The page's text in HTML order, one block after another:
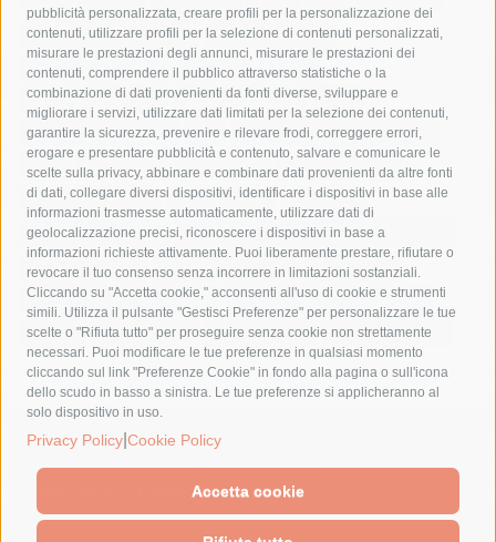
pubblicità personalizzata, creare profili per la personalizzazione dei
contenuti, utilizzare profili per la selezione di contenuti personalizzati,
misurare le prestazioni degli annunci, misurare le prestazioni dei
contenuti, comprendere il pubblico attraverso statistiche o la
combinazione di dati provenienti da fonti diverse, sviluppare e
migliorare i servizi, utilizzare dati limitati per la selezione dei contenuti,
garantire la sicurezza, prevenire e rilevare frodi, correggere errori,
erogare e presentare pubblicità e contenuto, salvare e comunicare le
scelte sulla privacy, abbinare e combinare dati provenienti da altre fonti
di dati, collegare diversi dispositivi, identificare i dispositivi in base alle
informazioni trasmesse automaticamente, utilizzare dati di
geolocalizzazione precisi, riconoscere i dispositivi in base a
informazioni richieste attivamente. Puoi liberamente prestare, rifiutare o
revocare il tuo consenso senza incorrere in limitazioni sostanziali.
Cliccando su "Accetta cookie," acconsenti all'uso di cookie e strumenti
simili. Utilizza il pulsante "Gestisci Preferenze" per personalizzare le tue
scelte o "Rifiuta tutto" per proseguire senza cookie non strettamente
necessari. Puoi modificare le tue preferenze in qualsiasi momento
cliccando sul link "Preferenze Cookie" in fondo alla pagina o sull'icona
dello scudo in basso a sinistra. Le tue preferenze si applicheranno al
solo dispositivo in uso.
Privacy Policy Cookie Policy
Accetta cookie
castellammare di stabia
circumvesuviana
comune di sorrento
concerto
contagi
costiera amalfitana
covid-19 eav
elezioni
fondazione sorrento
gori guardia costiera
incidente
lavori
lorenzo balducelli mare
massa lubrense
massimo coppola
Meta napoli
ordinanza
penisola sorrentina
piano di sorrento
polizia municipale
protezione civile
Regione Campania
sant'agnello
sindaco cuomo
sorrento studenti temporali
treni
turismo
Vico Equense villa fiorentino vincenzo de luca
© 2015 SorrentoPress. All rights reserved.
Il giornale online della Penisola Sorrentina
Cookie Policy